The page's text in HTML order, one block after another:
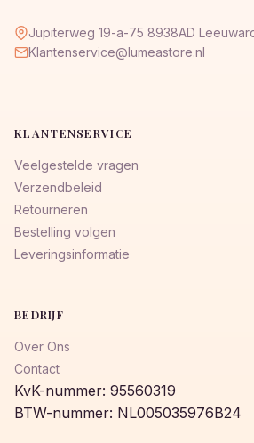
Jupiterweg 19-a-75 8938AD
Klantenservice@lumeastore.nl
KLANTENSERVICE
Veelgestelde vragen
Verzendbeleid
Retourneren
Bestelling volgen
Leveringsinformatie
BEDRIJF
Over Ons
Contact
KvK-nummer: 95560319
BTW-nummer: NL005035976B24